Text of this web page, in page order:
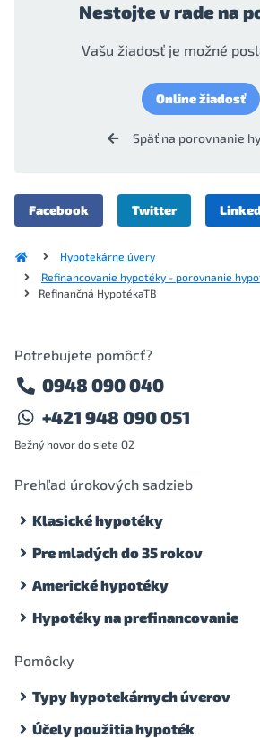
Nestojte v rade na
Vašu žiadosť je možné
Online žiadosť
Späť na porovnanie
Facebook Twitter
Hypotekárne úvery
Refinancovanie hypotéky - porovnanie
Refinančná HypotékaTB
Potrebujete pomôcť?
0948 090 040
+421 948 090 051
Bežný hovor do siete O2
Prehľad úrokových sadzieb
Klasické hypotéky
Pre mladých do 35 rokov
Americké hypotéky
Hypotéky na prefinancovanie
Pomôcky
Typy hypotekárnych úverov
Účely použitia hypoték